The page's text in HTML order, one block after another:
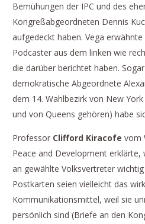
Bemühungen der IPC und des
Kongreßabgeordneten Dennis
aufgedeckt haben. Vega
Podcaster aus dem linken wie
die darüber berichtet haben.
demokratische Abgeordnete
dem 14. Wahlbezirk von New
und von Queens gehören) habe
Professor Clifford Kiracofe vom
Peace and Development erklärte,
an gewählte Volksvertreter
Postkarten seien vielleicht das
Kommunikationsmittel, weil sie
persönlich sind (Briefe an den